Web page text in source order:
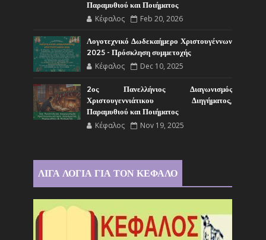
Παραμυθιού και Ποιήματος
Κέφαλος Feb 20, 2026
Λογοτεχνικό Δωδεκαήμερο Χριστουγέννων
2025 - Πρόσκληση συμμετοχής
Κέφαλος Dec 10, 2025
2ος Πανελλήνιος Διαγωνισμός
Χριστουγεννιάτικου Διηγήματος,
Παραμυθιού και Ποιήματος
Κέφαλος Nov 19, 2025
ΛΙΓΑ ΛΟΓΙΑ ΓΙΑ ΤΟΝ ΚΕΦΑΛΟ